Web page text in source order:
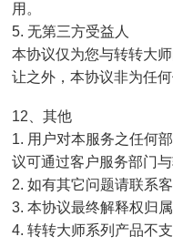
用。
5. 无第三方受益人
本协议仅为您与转转大
让之外，本协议非为任
12、其他
1. 用户对本服务之任何
议可通过客户服务部门与
2. 如有其它问题请联系客
3. 本协议最终解释权归属
4. 转转大师系列产品不